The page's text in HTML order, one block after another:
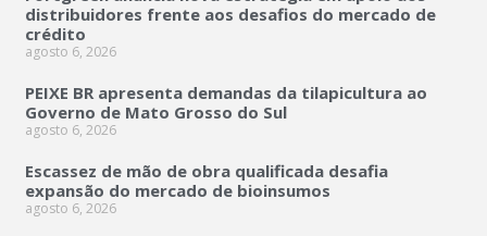
distribuidores frente aos desafios do mercado de
crédito
agosto 6, 2026
PEIXE BR apresenta demandas da tilapicultura ao
Governo de Mato Grosso do Sul
agosto 6, 2026
Escassez de mão de obra qualificada desafia
expansão do mercado de bioinsumos
agosto 6, 2026